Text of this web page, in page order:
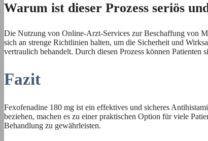
Warum ist dieser Prozess seriös
Die Nutzung von Online-Arzt-Services zur Beschaffung von
sich an strenge Richtlinien halten, um die Sicherheit und
vertraulich behandelt. Durch diesen Prozess können
Fazit
Fexofenadine 180 mg ist ein effektives und sicheres
beziehen, machen es zu einer praktischen Option für viele
Behandlung zu gewährleisten.